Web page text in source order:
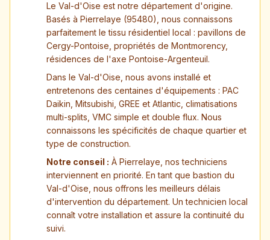
Le Val-d'Oise est notre département d'origine.
Basés à Pierrelaye (95480), nous connaissons
parfaitement le tissu résidentiel local : pavillons de
Cergy-Pontoise, propriétés de Montmorency,
résidences de l'axe Pontoise-Argenteuil.
Dans le Val-d'Oise, nous avons installé et
entretenons des centaines d'équipements : PAC
Daikin, Mitsubishi, GREE et Atlantic, climatisations
multi-splits, VMC simple et double flux. Nous
connaissons les spécificités de chaque quartier et
type de construction.
Notre conseil : À Pierrelaye, nos techniciens
interviennent en priorité. En tant que bastion du
Val-d'Oise, nous offrons les meilleurs délais
d'intervention du département. Un technicien local
connaît votre installation et assure la continuité du
suivi.